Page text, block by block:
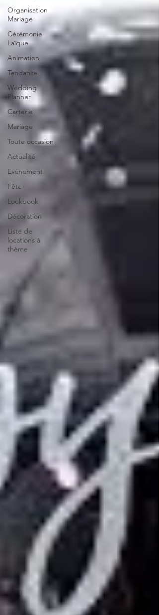
Organisation
Mariage
Cérémonie
Laïque
Animation
Tendance
Wedding
Planner
Carterie
Mariage
Toute occasion
Actualité
Evénement
Fête
Lookbook
Décoration
Liste de
locations à
thème